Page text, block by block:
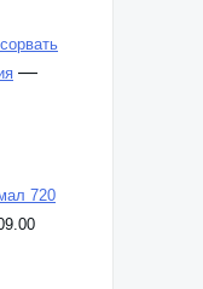
—
720